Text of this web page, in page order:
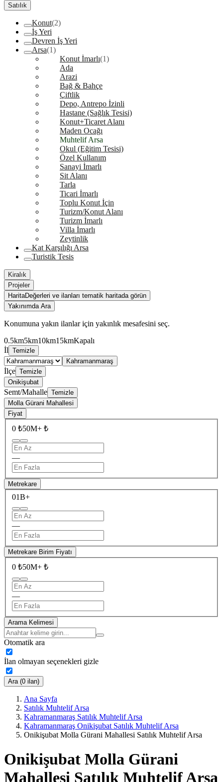
Satılık
Konut(2)
İş Yeri
Devren İş Yeri
Arsa(1)
Konut İmarlı(1)
Ada
Arazi
Bağ & Bahçe
Çiftlik
Depo, Antrepo İzinli
Hastane (Sağlık Tesisi)
Konut+Ticaret Alanı
Maden Ocağı
Muhtelif Arsa
Okul (Eğitim Tesisi)
Özel Kullanım
Sanayi İmarlı
Sit Alanı
Tarla
Ticari İmarlı
Toplu Konut İçin
Turizm/Konut Alanı
Turizm İmarlı
Villa İmarlı
Zeytinlik
Kat Karşılığı Arsa
Turistik Tesis
Kiralık
Projeler
HaritaDeğerleri ve ilanları tematik haritada görün
Yakınımda Ara
Konumuna yakın ilanlar için yakınlık mesafesini seç.
0.5km5km10km15kmKapalı
İl Temizle
Kahramanmaraş
İlçe Temizle
Onikişubat
Semt/Mahalle Temizle
Molla Gürani Mahallesi
Fiyat
0 ₺50M+ ₺
—
Metrekare
01B+
—
Metrekare Birim Fiyatı
0 ₺50M+ ₺
—
Arama Kelimesi
Otomatik ara
İlan olmayan seçenekleri gizle
Ara (0 ilan)
Ana Sayfa
Satılık Muhtelif Arsa
Kahramanmaraş Satılık Muhtelif Arsa
Kahramanmaraş Onikişubat Satılık Muhtelif Arsa
Onikişubat Molla Gürani Mahallesi Satılık Muhtelif Arsa
Onikişubat Molla Gürani
Mahallesi Satılık Muhtelif Arsa